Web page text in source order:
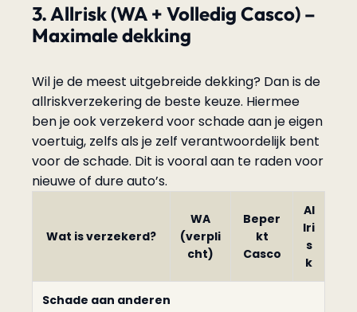
3. Allrisk (WA + Volledig Casco) –
Maximale dekking
Wil je de meest uitgebreide dekking? Dan is de
allriskverzekering de beste keuze. Hiermee
ben je ook verzekerd voor schade aan je eigen
voertuig, zelfs als je zelf verantwoordelijk bent
voor de schade. Dit is vooral aan te raden voor
nieuwe of dure auto’s.
Wat is verzekerd?
WA
(verpli
cht)
Beper
kt
Casco
Al
lri
s
k
Schade aan anderen